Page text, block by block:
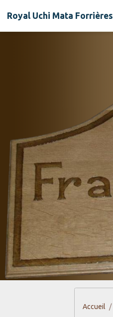
Royal Uchi Mata Forrières
Accueil